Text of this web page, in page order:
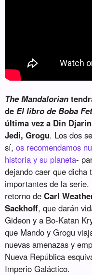
The Mandalorian
de El libro de Boba
última vez a Din
Jedi, Grogu. Los dos
sí,os recomendamos
historia y su planeta-
dejando caer que dicha
importantes de la
retorno deCarl
Sackhoff, que darán
Gideon y a Bo-Katan
que Mando y Grogu
nuevas amenazas y
Nueva República
Imperio Galáctico.